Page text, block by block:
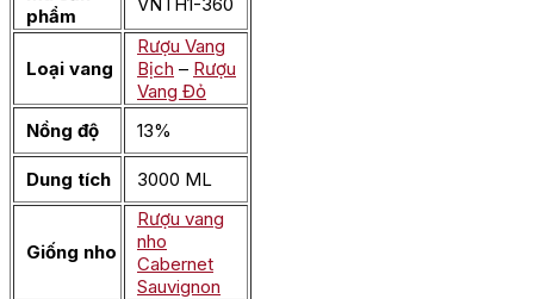
phẩm
Loại vang
Rượu Vang
Bịch – Rượu
Vang Đỏ
Nồng độ
13%
Dung tích 3000 ML
Giống nho
Rượu vang
nho
Cabernet
Sauvignon